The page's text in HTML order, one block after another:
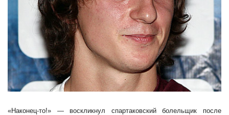
«Наконец-то!» — воскликнул спартаковский болельщик после